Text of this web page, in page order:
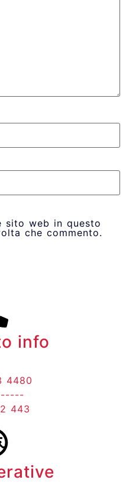
sito web in questo
che commento.
info
4480
443